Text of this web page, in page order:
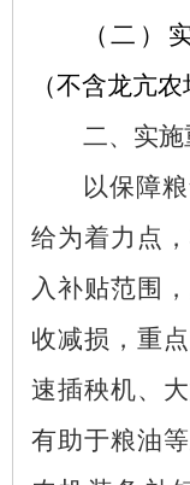
（二）
（不含龙亢农
二、实施
以保障
给为着力点
入补贴范围
收减损，重
速插秧机、
有助于粮油